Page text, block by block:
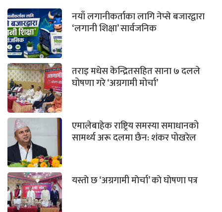
नयाँ लगानीकर्ताका लागि नेप्से बजारद्वारा
‘लगानी शिक्षा’ सार्वजनिक
तराइ मधेस केन्द्रितसहित साना ७ दलले
घोषणा गरे ‘अग्रगामी मोर्चा’
एमालेबाहेक राष्ट्रिय समस्या समाधानको
सामर्थ्य अरू दलमा छैन: शंकर पोखरेल
यस्ताे छ ‘अग्रगामी माेर्चा’ काे घाेषणा पत्र